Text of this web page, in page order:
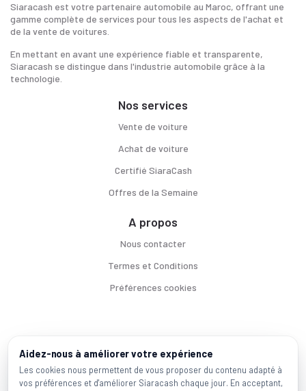
Siaracash est votre partenaire automobile au Maroc, offrant une
gamme complète de services pour tous les aspects de l'achat et
de la vente de voitures.
En mettant en avant une expérience fiable et transparente,
Siaracash se distingue dans l'industrie automobile grâce à la
technologie.
Nos services
Vente de voiture
Achat de voiture
Certifié SiaraCash
Offres de la Semaine
A propos
Nous contacter
Termes et Conditions
Préférences cookies
Voitures par ville
Casablanca | | Mohammadia |Salé | |
Marques populaires
Aidez-nous à améliorer votre expérience
Les cookies nous permettent de vous proposer du contenu adapté à
vos préférences et d'améliorer Siaracash chaque jour. En acceptant,